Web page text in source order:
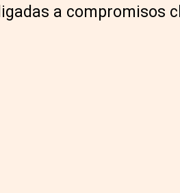
a compromisos